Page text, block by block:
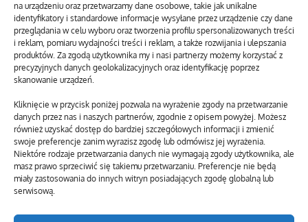
na urządzeniu oraz przetwarzamy dane osobowe, takie jak unikalne
identyfikatory i standardowe informacje wysyłane przez urządzenie czy dane
przeglądania w celu wyboru oraz tworzenia profilu spersonalizowanych treści
i reklam, pomiaru wydajności treści i reklam, a także rozwijania i ulepszania
produktów. Za zgodą użytkownika my i nasi partnerzy możemy korzystać z
precyzyjnych danych geolokalizacyjnych oraz identyfikację poprzez
skanowanie urządzeń.
Kliknięcie w przycisk poniżej pozwala na wyrażenie zgody na przetwarzanie
danych przez nas i naszych partnerów, zgodnie z opisem powyżej. Możesz
również uzyskać dostęp do bardziej szczegółowych informacji i zmienić
swoje preferencje zanim wyrazisz zgodę lub odmówisz jej wyrażenia.
Niektóre rodzaje przetwarzania danych nie wymagają zgody użytkownika, ale
masz prawo sprzeciwić się takiemu przetwarzaniu. Preferencje nie będą
miały zastosowania do innych witryn posiadających zgodę globalną lub
serwisową.